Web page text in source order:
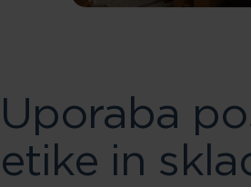
Uporaba
etike in